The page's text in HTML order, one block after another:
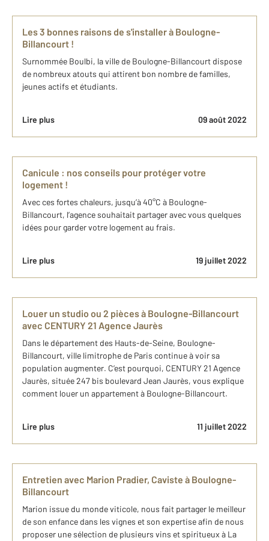
Les 3 bonnes raisons de s'installer à Boulogne-
Billancourt !
Surnommée Boulbi, la ville de Boulogne-Billancourt dispose
de nombreux atouts qui attirent bon nombre de familles,
jeunes actifs et étudiants.
Lire plus 09 août 2022
Canicule : nos conseils pour protéger votre
logement !
Avec ces fortes chaleurs, jusqu’à 40°C à Boulogne-
Billancourt, l’agence souhaitait partager avec vous quelques
idées pour garder votre logement au frais.
Lire plus 19 juillet 2022
Louer un studio ou 2 pièces à Boulogne-Billancourt
avec CENTURY 21 Agence Jaurès
Dans le département des Hauts-de-Seine, Boulogne-
Billancourt, ville limitrophe de Paris continue à voir sa
population augmenter. C’est pourquoi, CENTURY 21 Agence
Jaurès, située 247 bis boulevard Jean Jaurès, vous explique
comment louer un appartement à Boulogne-Billancourt.
Lire plus 11 juillet 2022
Entretien avec Marion Pradier, Caviste à Boulogne-
Billancourt
Marion issue du monde viticole, nous fait partager le meilleur
de son enfance dans les vignes et son expertise afin de nous
proposer une sélection de plusieurs vins et spiritueux à La